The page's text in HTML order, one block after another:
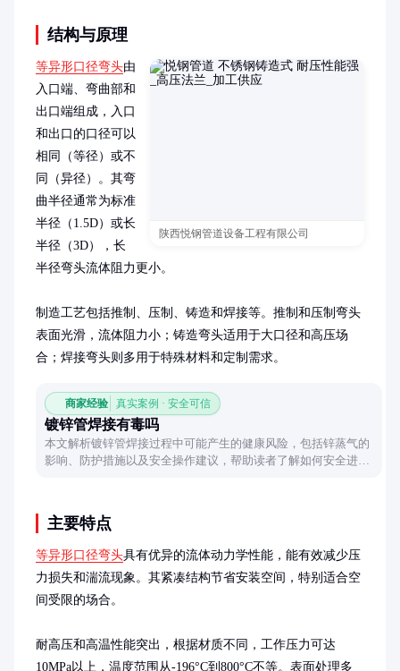
结构与原理
陕西悦钢管道设备工程有限公司
等异形口径弯头由
入口端、弯曲部和
出口端组成，入口
和出口的口径可以
相同（等径）或不
同（异径）。其弯
曲半径通常为标准
半径（1.5D）或长
半径（3D），长
半径弯头流体阻力更小。
制造工艺包括推制、压制、铸造和焊接等。推制和压制弯头
表面光滑，流体阻力小；铸造弯头适用于大口径和高压场
合；焊接弯头则多用于特殊材料和定制需求。
商家经验 真实案例 · 安全可信
镀锌管焊接有毒吗
本文解析镀锌管焊接过程中可能产生的健康风险，包括锌蒸气的
影响、防护措施以及安全操作建议，帮助读者了解如何安全进行
主要特点
等异形口径弯头具有优异的流体动力学性能，能有效减少压
力损失和湍流现象。其紧凑结构节省安装空间，特别适合空
间受限的场合。
耐高压和高温性能突出，根据材质不同，工作压力可达
10MPa以上，温度范围从-196°C到800°C不等。表面处理多